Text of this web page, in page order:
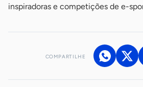
inspiradoras e competições de e-
COMPARTILHE